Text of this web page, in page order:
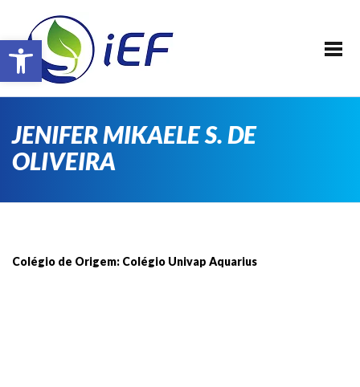
Barra de Ferramentas Aberta
SOBRE O IEF
ALUNOS
REALIZAÇÕES
PATROCINADORES
JENIFER MIKAELE S. DE
OLIVEIRA
Colégio de Origem: Colégio Univap Aquarius